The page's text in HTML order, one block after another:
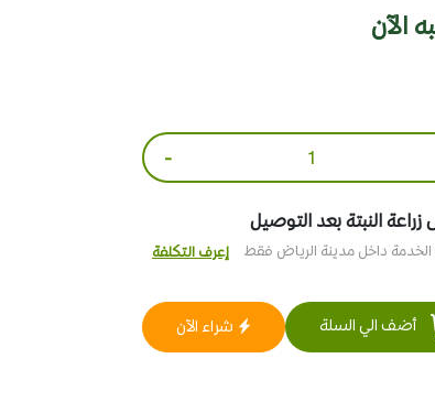
الآن
-
زراعة النبتة بعد التوصيل
داخل مدينة الرياض فقط إعرف التكلفة
أضف الي السلة شراء الآن